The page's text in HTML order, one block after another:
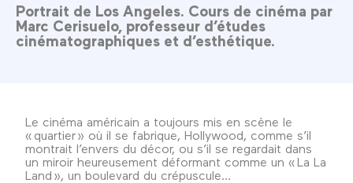
Portrait de Los Angeles. Cours de cinéma par
Marc Cerisuelo, professeur d’études
cinématographiques et d’esthétique.
Le cinéma américain a toujours mis en scène le
« quartier » où il se fabrique, Hollywood, comme s’il
montrait l’envers du décor, ou s’il se regardait dans
un miroir heureusement déformant comme un « La La
Land », un boulevard du crépuscule…